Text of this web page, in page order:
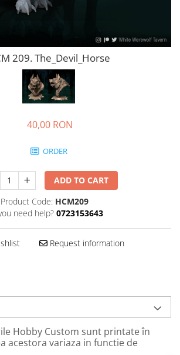
209. The_Devil_Horse
40,00 RON
ORDER
ADD TO CART
Product Code: HCM209
need help? 0723153643
Request information
Hobby Custom sunt printate în
acestora variaza in functie de